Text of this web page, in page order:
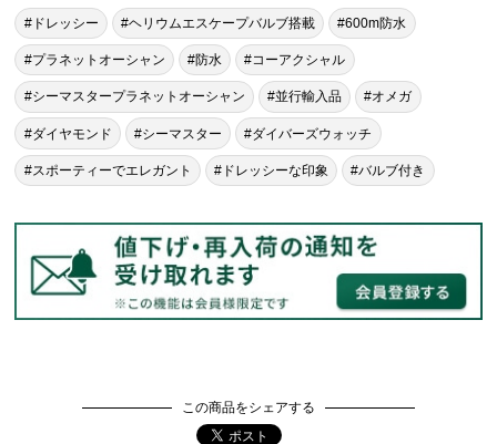
#ドレッシー #ヘリウムエスケープバルブ搭載 #600m防水
#プラネットオーシャン #防水 #コーアクシャル
#シーマスタープラネットオーシャン #並行輸入品 #オメガ
#ダイヤモンド #シーマスター #ダイバーズウォッチ
#スポーティーでエレガント #ドレッシーな印象 #バルブ付き
この商品をシェアする